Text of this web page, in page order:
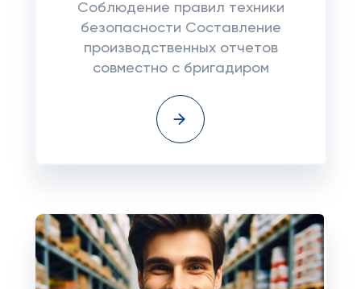
Соблюдение правил техники
безопасности Составление
производственных отчетов
совместно с бригадиром